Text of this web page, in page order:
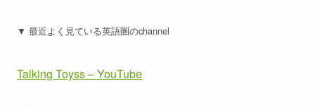
▼ 最近よく見ている英語圏のchannel
Talking Toyss – YouTube